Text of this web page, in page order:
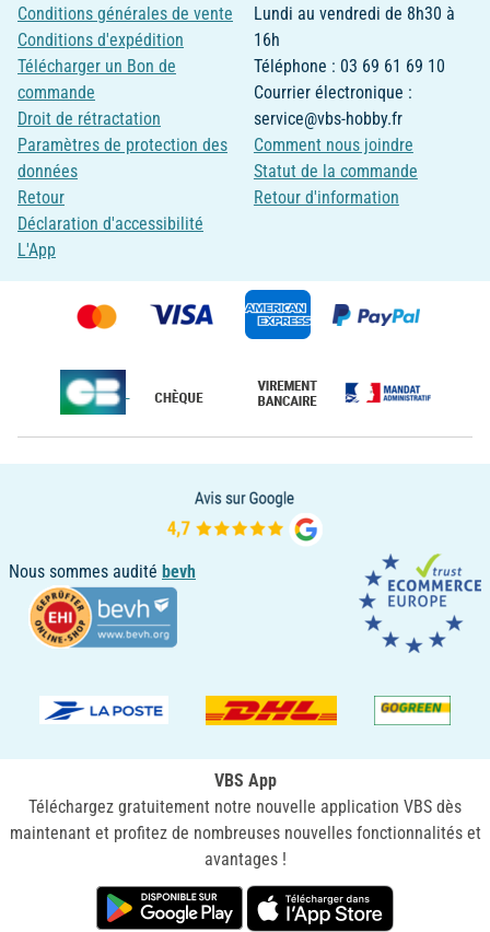
Conditions générales de vente
Conditions d'expédition
Télécharger un Bon de
commande
Droit de rétractation
Paramètres de protection des
données
Retour
Déclaration d'accessibilité
L'App
Lundi au vendredi de 8h30 à
16h
Téléphone : 03 69 61 69 10
Courrier électronique :
service@vbs-hobby.fr
Comment nous joindre
Statut de la commande
Retour d'information
Nous sommes audité bevh
VBS App
Téléchargez gratuitement notre nouvelle application VBS dès
maintenant et profitez de nombreuses nouvelles fonctionnalités et
avantages !